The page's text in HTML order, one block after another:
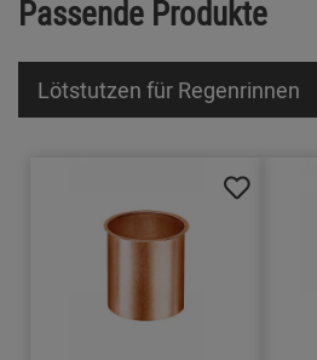
Passende Produkte
Lötstutzen für Regenrinnen